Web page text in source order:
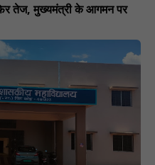
तेज, मुख्यमंत्री के आगमन पर